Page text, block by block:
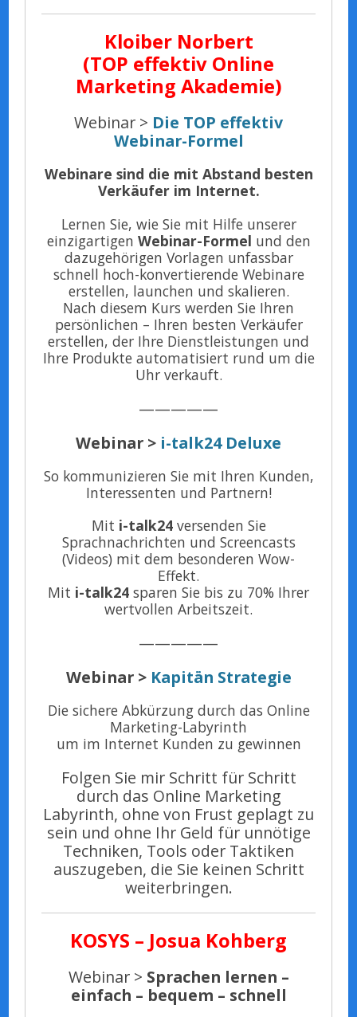
Kloiber Norbert
(TOP effektiv Online
Marketing Akademie)
Webinar > Die TOP effektiv
Webinar-Formel
Webinare sind die mit Abstand besten
Verkäufer im Internet.
Lernen Sie, wie Sie mit Hilfe unserer
einzigartigen Webinar-Formel und den
dazugehörigen Vorlagen unfassbar
schnell hoch-konvertierende Webinare
erstellen, launchen und skalieren.
Nach diesem Kurs werden Sie Ihren
persönlichen – Ihren besten Verkäufer
erstellen, der Ihre Dienstleistungen und
Ihre Produkte automatisiert rund um die
Uhr verkauft.
—————
Webinar > i-talk24 Deluxe
So kommunizieren Sie mit Ihren Kunden,
Interessenten und Partnern!
Mit i-talk24versenden Sie
Sprachnachrichten und Screencasts
(Videos) mit dem besonderen Wow-
Effekt.
Mit i-talk24 sparen Sie bis zu 70% Ihrer
wertvollen Arbeitszeit.
—————
Webinar > Kapitän Strategie
Die sichere Abkürzung durch das Online
Marketing-Labyrinth
um im Internet Kunden zu gewinnen
Folgen Sie mir Schritt für Schritt
durch das Online Marketing
Labyrinth, ohne von Frust geplagt zu
sein und ohne Ihr Geld für unnötige
Techniken, Tools oder Taktiken
auszugeben, die Sie keinen Schritt
weiterbringen.
KOSYS – Josua Kohberg
Webinar > Sprachen lernen –
einfach – bequem – schnell